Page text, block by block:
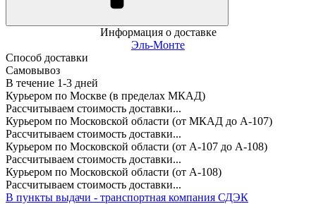
Информация о доставке
Эль-Монте
Способ доставки
Самовывоз
В течение 1-3 дней
Курьером по Москве (в пределах МКАД)
Рассчитываем стоимость доставки...
Курьером по Московской области (от МКАД до А-107)
Рассчитываем стоимость доставки...
Курьером по Московской области (от А-107 до А-108)
Рассчитываем стоимость доставки...
Курьером по Московской области (от А-108)
Рассчитываем стоимость доставки...
В пункты выдачи - транспортная компания СДЭК